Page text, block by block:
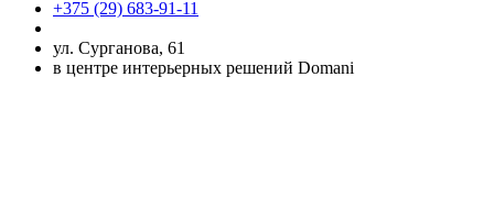
+375 (29) 683-91-11
ул. Сурганова, 61
в центре интерьерных решений Domani